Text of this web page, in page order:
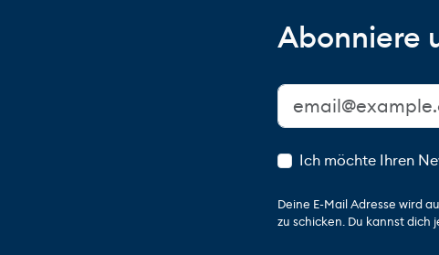
Abonniere
Ich möchte Ihren
Deine E-Mail Adresse wird
zu schicken. Du kannst dich